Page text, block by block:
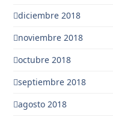
diciembre 2018
noviembre 2018
octubre 2018
septiembre 2018
agosto 2018